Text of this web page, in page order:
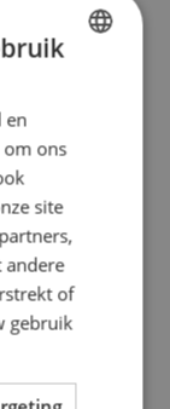
en
om ons
site
andere
of
gebruik